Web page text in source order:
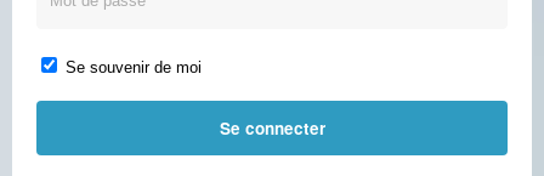
Se souvenir de moi